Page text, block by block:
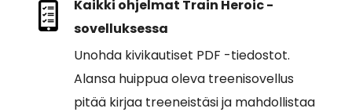
Kaikki ohjelmat Train Heroic -
sovelluksessa
Unohda kivikautiset PDF -tiedostot.
Alansa huippua oleva treenisovellus
pitää kirjaa treeneistäsi ja mahdollistaa